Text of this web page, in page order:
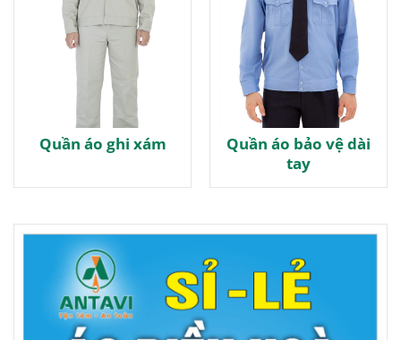
Quần áo ghi xám
Quần áo bảo vệ dài
tay